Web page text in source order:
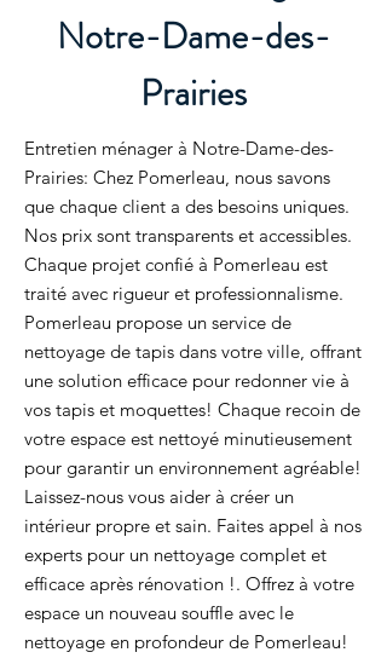
Notre-Dame-des-
Prairies
Entretien ménager à Notre-Dame-des-
Prairies: Chez Pomerleau, nous savons
que chaque client a des besoins uniques.
Nos prix sont transparents et accessibles.
Chaque projet confié à Pomerleau est
traité avec rigueur et professionnalisme.
Pomerleau propose un service de
nettoyage de tapis dans votre ville, offrant
une solution efficace pour redonner vie à
vos tapis et moquettes! Chaque recoin de
votre espace est nettoyé minutieusement
pour garantir un environnement agréable!
Laissez-nous vous aider à créer un
intérieur propre et sain. Faites appel à nos
experts pour un nettoyage complet et
efficace après rénovation !. Offrez à votre
espace un nouveau souffle avec le
nettoyage en profondeur de Pomerleau!